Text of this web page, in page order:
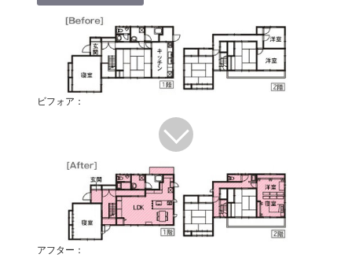
ビフォア：
アフター：